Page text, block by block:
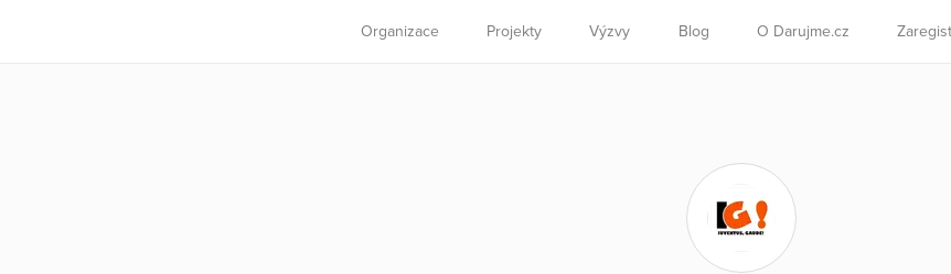
Organizace Projekty Výzvy Blog O Darujme.cz